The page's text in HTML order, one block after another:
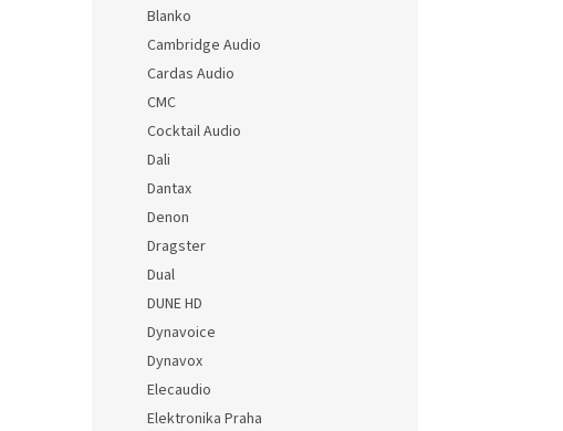
Blanko
Cambridge Audio
Cardas Audio
CMC
Cocktail Audio
Dali
Dantax
Denon
Dragster
Dual
DUNE HD
Dynavoice
Dynavox
Elecaudio
Elektronika Praha